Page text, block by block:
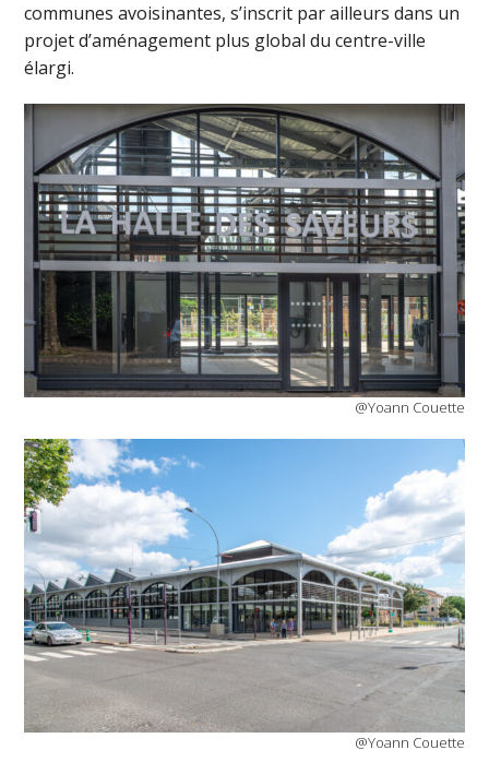
communes avoisinantes, s’inscrit par ailleurs dans un
projet d’aménagement plus global du centre-ville
élargi.
@Yoann Couette
@Yoann Couette